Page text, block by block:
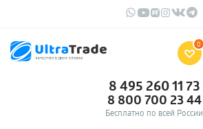
0
8 495 260 11 73
8 800 700 23 44
Бесплатно по всей России